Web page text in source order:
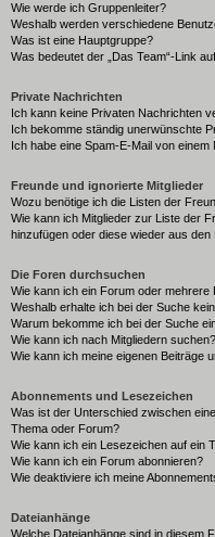
Wie werde ich Gruppenleiter?
Weshalb werden verschiedene
Was ist eine Hauptgruppe?
Was bedeutet der „Das Team“-Link
Private Nachrichten
Ich kann keine Privaten Nachrichten
Ich bekomme ständig unerwünschte
Ich habe eine Spam-E-Mail von
Freunde und ignorierte Mitglieder
Wozu benötige ich die Listen der
Wie kann ich Mitglieder zur Liste der
hinzufügen oder diese wieder aus den
Die Foren durchsuchen
Wie kann ich ein Forum oder
Weshalb erhalte ich bei der Suche
Warum bekomme ich bei der Suche
Wie kann ich nach Mitgliedern suchen?
Wie kann ich meine eigenen Beiträge
Abonnements und Lesezeichen
Was ist der Unterschied zwischen
Thema oder Forum?
Wie kann ich ein Lesezeichen auf ein
Wie kann ich ein Forum abonnieren?
Wie deaktiviere ich meine
Dateianhänge
Welche Dateianhänge sind in diesem